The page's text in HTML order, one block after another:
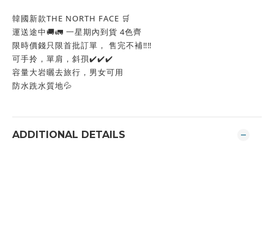
韓國新款THE NORTH FACE 🛒
運送途中🚚🚛 一星期內到貨 4色齊
限時價錢只限首批訂單， 售完不補‼️‼️
可手拎，單肩，斜孭✔️✔️✔️
容量大岩曬去旅行，男女可用
防水跣水質地💦
ADDITIONAL DETAILS